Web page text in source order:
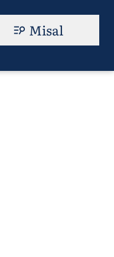
Misal